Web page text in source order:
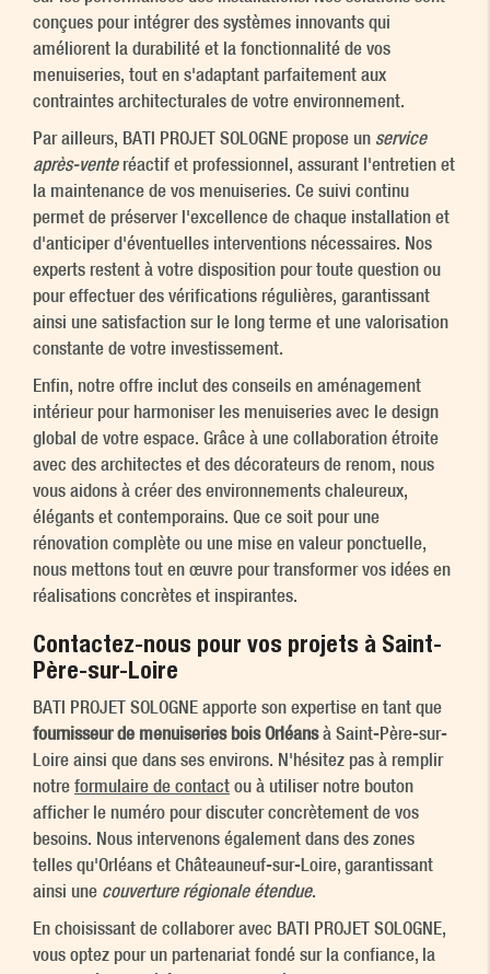
conçues pour intégrer des systèmes innovants qui
améliorent la durabilité et la fonctionnalité de vos
menuiseries, tout en s'adaptant parfaitement aux
contraintes architecturales de votre environnement.
Par ailleurs, BATI PROJET SOLOGNE propose un service
après-venteréactif et professionnel, assurant l'entretien et
la maintenance de vos menuiseries. Ce suivi continu
permet de préserver l'excellence de chaque installation et
d'anticiper d'éventuelles interventions nécessaires. Nos
experts restent à votre disposition pour toute question ou
pour effectuer des vérifications régulières, garantissant
ainsi une satisfaction sur le long terme et une valorisation
constante de votre investissement.
Enfin, notre offre inclut des conseils en aménagement
intérieur pour harmoniser les menuiseries avec le design
global de votre espace. Grâce à une collaboration étroite
avec des architectes et des décorateurs de renom, nous
vous aidons à créer des environnements chaleureux,
élégants et contemporains. Que ce soit pour une
rénovation complète ou une mise en valeur ponctuelle,
nous mettons tout en œuvre pour transformer vos idées en
réalisations concrètes et inspirantes.
Contactez-nous pour vos projets à Saint-
Père-sur-Loire
BATI PROJET SOLOGNE apporte son expertise en tant que
fournisseur de menuiseries bois Orléansà Saint-Père-sur-
Loire ainsi que dans ses environs. N'hésitez pas à remplir
notre formulaire de contact ou à utiliser notre bouton
afficher le numéro pour discuter concrètement de vos
besoins. Nous intervenons également dans des zones
telles qu'Orléans et Châteauneuf-sur-Loire, garantissant
ainsi une couverture régionale étendue.
En choisissant de collaborer avec BATI PROJET SOLOGNE,
vous optez pour un partenariat fondé sur la confiance, la